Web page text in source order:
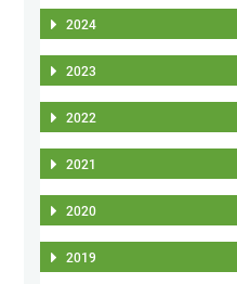
2024
2023
2022
2021
2020
2019